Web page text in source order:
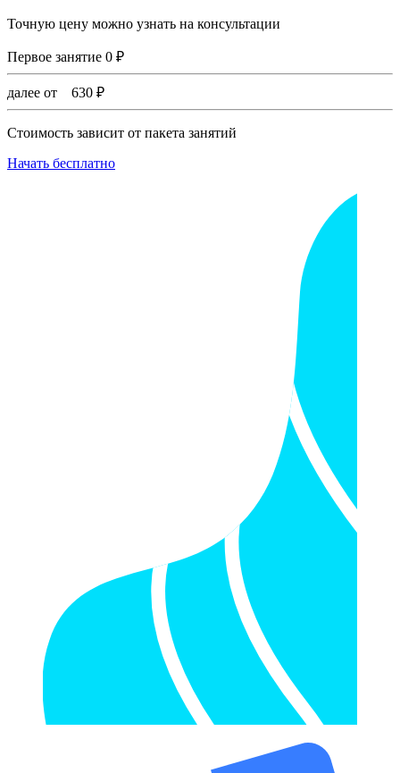
Точную цену можно узнать на консультации
Первое занятие 0 ₽
далее от 630 ₽
Стоимость зависит от пакета занятий
Начать бесплатно